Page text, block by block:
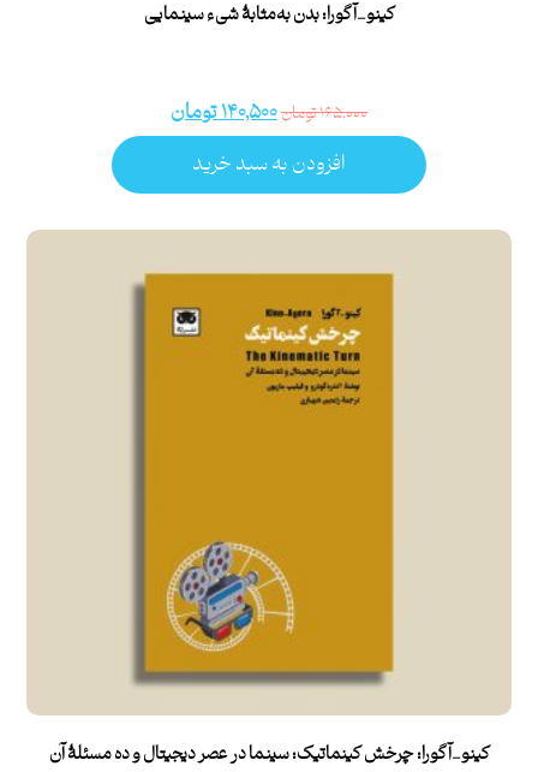
کینو_آگورا: بدن به‌مثابۀ شیء سینمایی
۱۶۵,۰۰۰تومان۱۴۰,۵۰۰تومان
افزودن به سبد خرید
کینو_آگورا: چرخش کینماتیک: سینما در عصر دیجیتال و ده مسئلۀ آن